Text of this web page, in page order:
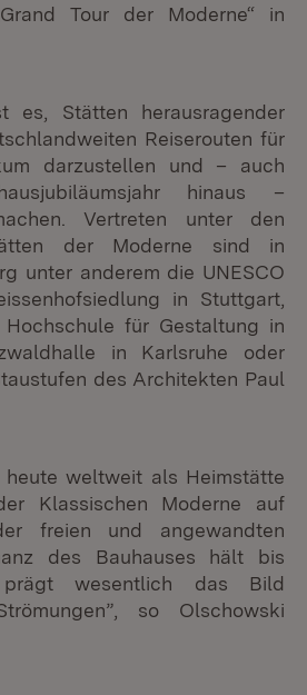
Tour der Moderne“ in
es, Stätten herausragender
Reiserouten für
darzustellen und – auch
hinaus –
Vertreten unter den
der Moderne sind in
unter anderem die UNESCO
in Stuttgart,
für Gestaltung in
in Karlsruhe oder
des Architekten Paul
heute weltweit als Heimstätte
Klassischen Moderne auf
freien und angewandten
des Bauhauses hält bis
wesentlich das Bild
so Olschowski